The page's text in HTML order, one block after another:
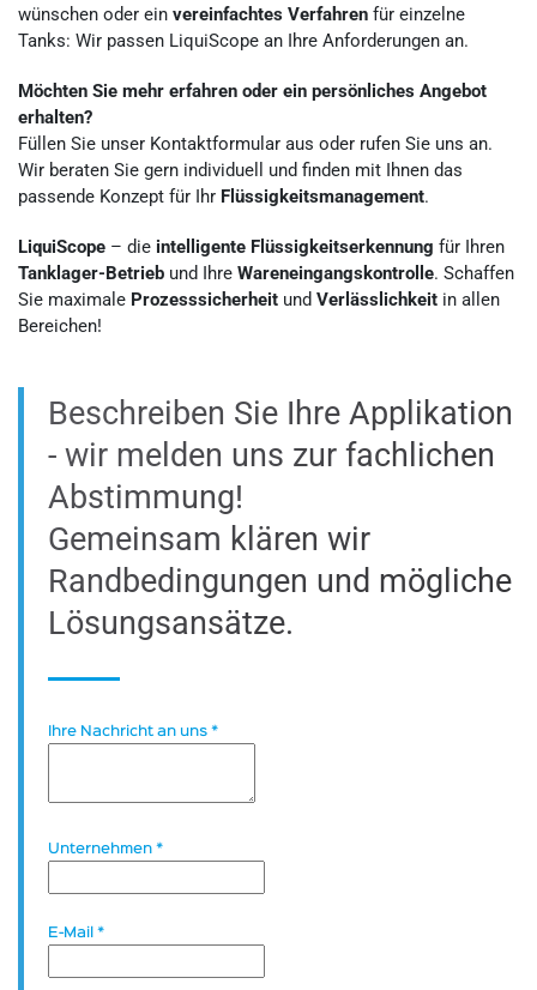
wünschen oder ein vereinfachtes Verfahren für einzelne
Tanks: Wir passen LiquiScope an Ihre Anforderungen an.
Möchten Sie mehr erfahren oder ein persönliches Angebot
erhalten?
Füllen Sie unser Kontaktformular aus oder rufen Sie uns an.
Wir beraten Sie gern individuell und finden mit Ihnen das
passende Konzept für Ihr Flüssigkeitsmanagement.
LiquiScope – die intelligente Flüssigkeitserkennung für Ihren
Tanklager-Betrieb und Ihre Wareneingangskontrolle. Schaffen
Sie maximale Prozesssicherheit und Verlässlichkeit in allen
Bereichen!
Beschreiben Sie Ihre Applikation
- wir melden uns zur fachlichen
Abstimmung!
Gemeinsam klären wir
Randbedingungen und mögliche
Lösungsansätze.
Ihre Nachricht an uns *
Unternehmen *
E-Mail *